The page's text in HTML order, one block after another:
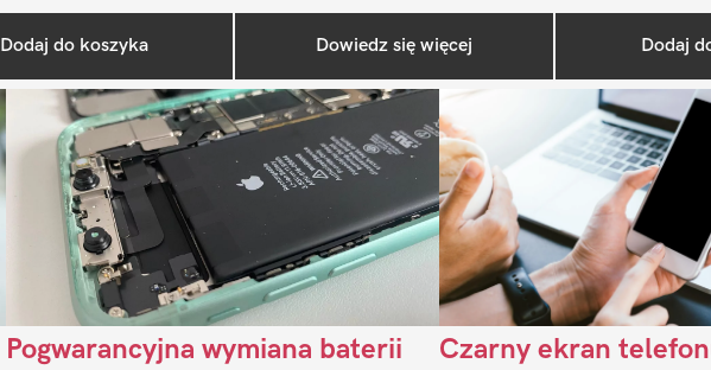
Dodaj do koszyka Dowiedz się więcej Dodaj
Sidebar
Ostatnio na blogu
Pogwarancyjna wymiana baterii
Czarny ekran